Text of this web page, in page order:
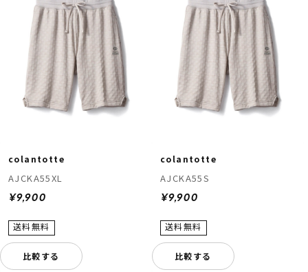
colantotte
AJCKA55XL
¥9,900
比較する
colantotte
AJCKA55S
¥9,900
比較する